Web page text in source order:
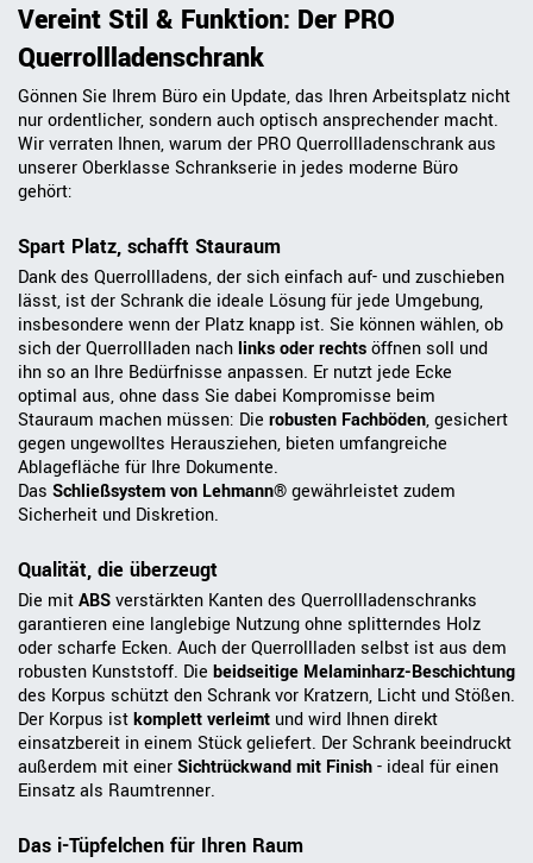
Vereint Stil & Funktion: Der PRO
Querrollladenschrank
Gönnen Sie Ihrem Büro ein Update, das Ihren Arbeitsplatz nicht
nur ordentlicher, sondern auch optisch ansprechender macht.
Wir verraten Ihnen, warum der PRO Querrollladenschrank aus
unserer Oberklasse Schrankserie in jedes moderne Büro
gehört:
Spart Platz, schafft Stauraum
Dank des Querrollladens, der sich einfach auf- und zuschieben
lässt, ist der Schrank die ideale Lösung für jede Umgebung,
insbesondere wenn der Platz knapp ist. Sie können wählen, ob
sich der Querrollladen nachlinks oder rechtsöffnen soll und
ihn so an Ihre Bedürfnisse anpassen. Er nutzt jede Ecke
optimal aus, ohne dass Sie dabei Kompromisse beim
Stauraum machen müssen: Die robusten Fachböden, gesichert
gegen ungewolltes Herausziehen, bieten umfangreiche
Ablagefläche für Ihre Dokumente.
Das Schließsystem von Lehmann®gewährleistet zudem
Sicherheit und Diskretion.
Qualität, die überzeugt
Die mitABSverstärkten Kanten des Querrollladenschranks
garantieren eine langlebige Nutzung ohne splitterndes Holz
oder scharfe Ecken. Auch der Querrollladen selbst ist aus dem
robusten Kunststoff. Die beidseitige Melaminharz-Beschichtung
des Korpus schützt den Schrank vor Kratzern, Licht und Stößen.
Der Korpus istkomplett verleimt und wird Ihnen direkt
einsatzbereit in einem Stück geliefert. Der Schrank beeindruckt
außerdem mit einerSichtrückwand mit Finish- ideal für einen
Einsatz als Raumtrenner.
Das i-Tüpfelchen für Ihren Raum